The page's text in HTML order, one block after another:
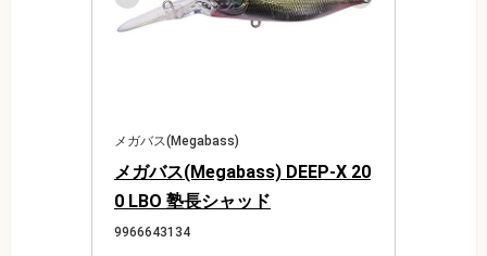
メガバス(Megabass)
メガバス(Megabass) DEEP-X 20
0 LBO 塾長シャッド
9966643134